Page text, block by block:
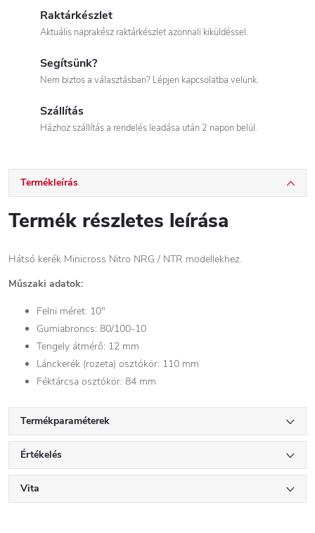
Raktárkészlet
Aktuális naprakész raktárkészlet azonnali kiküldéssel.
Segítsünk?
Nem biztos a választásban? Lépjen kapcsolatba velünk.
Szállítás
Házhoz szállítás a rendelés leadása után 2 napon belül.
Termékleírás
Termék részletes leírása
Hátsó kerék Minicross Nitro NRG / NTR modellekhez.
Műszaki adatok:
Felni méret: 10"
Gumiabroncs: 80/100-10
Tengely átmérő: 12 mm
Lánckerék (rozeta) osztókör: 110 mm
Féktárcsa osztókör: 84 mm
Termékparaméterek
Értékelés
Vita